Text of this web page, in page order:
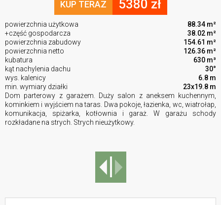
KUP TERAZ 5380 zł
powierzchnia użytkowa
88.34 m²
+część gospodarcza
38.02 m²
powierzchnia zabudowy
154.61 m²
powierzchnia netto
126.36 m²
kubatura
630 m³
kąt nachylenia dachu
30°
wys. kalenicy
6.8 m
min. wymiary działki
23x19.8 m
Dom parterowy z garażem. Duży salon z aneksem kuchennym,
kominkiem i wyjściem na taras. Dwa pokoje, łazienka, wc, wiatrołap,
komunikacja, spiżarka, kotłownia i garaż. W garażu schody
rozkładane na strych. Strych nieużytkowy.